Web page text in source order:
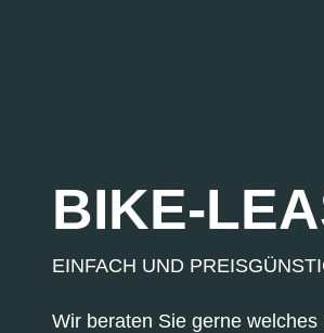
BIKE-
EINFACH UND
Wir beraten Sie gerne